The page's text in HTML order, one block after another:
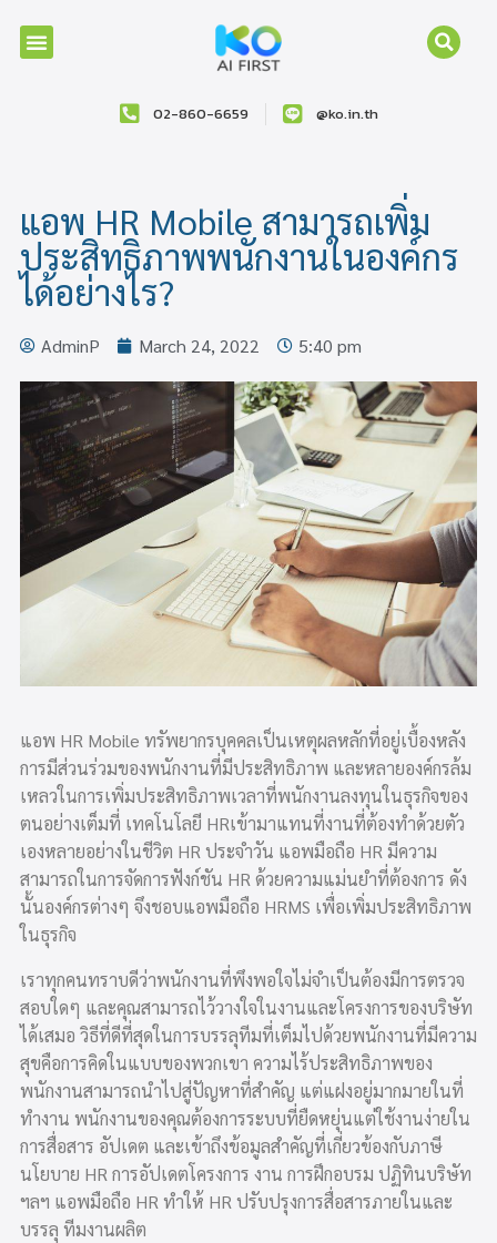
02-860-6659 @ko.in.th
แอพ HR Mobile สามารถเพิ่ม
ประสิทธิภาพพนักงานในองค์กร
ได้อย่างไร?
AdminP March 24, 2022 5:40 pm
แอพ HR Mobile ทรัพยากรบุคคลเป็นเหตุผลหลักที่อยู่เบื้องหลัง
การมีส่วนร่วมของพนักงานที่มีประสิทธิภาพ และหลายองค์กรล้ม
เหลวในการเพิ่มประสิทธิภาพเวลาที่พนักงานลงทุนในธุรกิจของ
ตนอย่างเต็มที่ เทคโนโลยี HRเข้ามาแทนที่งานที่ต้องทำด้วยตัว
เองหลายอย่างในชีวิต HR ประจำวัน แอพมือถือ HR มีความ
สามารถในการจัดการฟังก์ชัน HR ด้วยความแม่นยำที่ต้องการ ดัง
นั้นองค์กรต่างๆ จึงชอบแอพมือถือ HRMS เพื่อเพิ่มประสิทธิภาพ
ในธุรกิจ
เราทุกคนทราบดีว่าพนักงานที่พึงพอใจไม่จำเป็นต้องมีการตรวจ
สอบใดๆ และคุณสามารถไว้วางใจในงานและโครงการของบริษัท
ได้เสมอ วิธีที่ดีที่สุดในการบรรลุทีมที่เต็มไปด้วยพนักงานที่มีความ
สุขคือการคิดในแบบของพวกเขา ความไร้ประสิทธิภาพของ
พนักงานสามารถนำไปสู่ปัญหาที่สำคัญ แต่แฝงอยู่มากมายในที่
ทำงาน พนักงานของคุณต้องการระบบที่ยืดหยุ่นแต่ใช้งานง่ายใน
การสื่อสาร อัปเดต และเข้าถึงข้อมูลสำคัญที่เกี่ยวข้องกับภาษี
นโยบาย HR การอัปเดตโครงการ งาน การฝึกอบรม ปฏิทินบริษัท
ฯลฯ แอพมือถือ HR ทำให้ HR ปรับปรุงการสื่อสารภายในและ
บรรลุ ทีมงานผลิต